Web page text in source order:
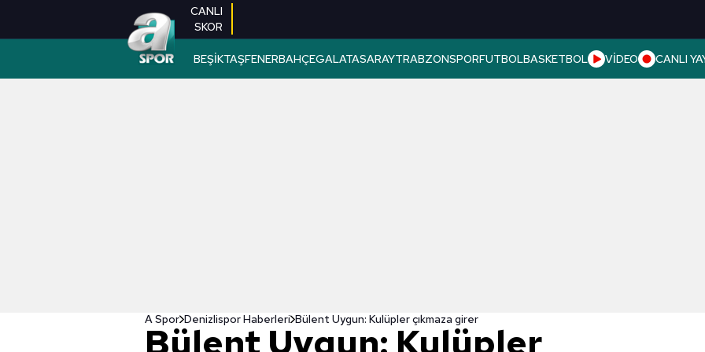
CANLI
SKOR
BEŞİKTAŞFENERBAHÇEGALATASARAYTRABZONSPORFUTBOLBASKETBOL VİDEO CANLI
A Spor Denizlispor Haberleri Bülent Uygun: Kulüpler çıkmaza girer
Bülent Uygun: Kulüpler